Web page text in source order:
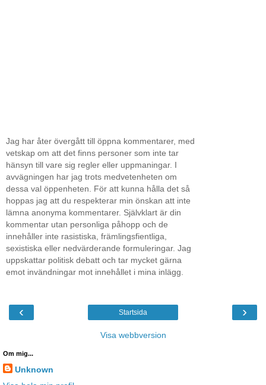
Jag har åter övergått till öppna kommentarer, med
vetskap om att det finns personer som inte tar
hänsyn till vare sig regler eller uppmaningar. I
avvägningen har jag trots medvetenheten om
dessa val öppenheten. För att kunna hålla det så
hoppas jag att du respekterar min önskan att inte
lämna anonyma kommentarer. Självklart är din
kommentar utan personliga påhopp och de
innehåller inte rasistiska, främlingsfientliga,
sexistiska eller nedvärderande formuleringar. Jag
uppskattar politisk debatt och tar mycket gärna
emot invändningar mot innehållet i mina inlägg.
‹ ›
Startsida
Visa webbversion
Om mig...
Unknown